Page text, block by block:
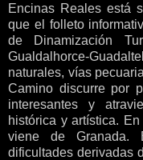
Encinas Reales está
que el folleto
de Dinamización
Gualdalhorce-
naturales, vías
Camino discurre por
interesantes y
histórica y artística.
viene de Granada.
dificultades derivadas